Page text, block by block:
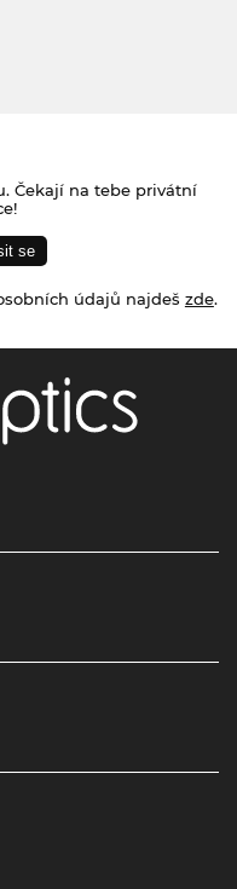
Čekají na tebe privátní
údajů najdeš zde.